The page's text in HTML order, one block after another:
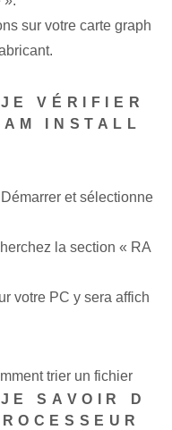
sur votre carte graph
VÉRIFIER
INSTALL
et sélectionne
la section « RA
votre PC y sera affich
trier un fichier
SAVOIR D